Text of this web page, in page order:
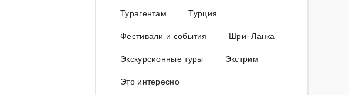
Турагентам
Турция
Фестивали и события
Шри-Ланка
Экскурсионные туры
Экстрим
Это интересно